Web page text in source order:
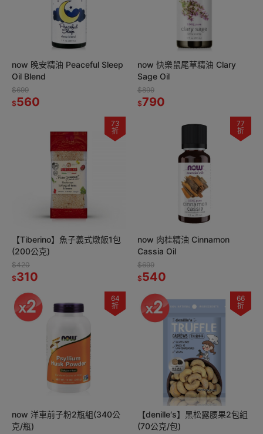
now 晚安精油 Peaceful Sleep
Oil Blend
$699
$560
now 快樂鼠尾草精油 Clary
Sage Oil
$899
$790
73
折
【Tiberino】魚子義式燉飯1包
(200公克)
$420
$310
77
折
now 肉桂精油 Cinnamon
Cassia Oil
$699
$540
64
折
now 洋車前子粉2瓶組(340公
克/瓶)
66
折
【denille′s】黑松露腰果2包組
(70公克/包)